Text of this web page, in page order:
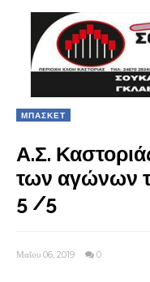
ΜΠΑΣΚΕΤ
Α.Σ.
των αγώνων
5 /5
Μαΐου 06, 2019 0